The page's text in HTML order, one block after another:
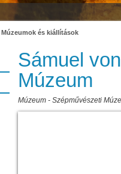
Múzeumok és kiállítások
Sámuel
Múzeum
Múzeum - Szépművészeti